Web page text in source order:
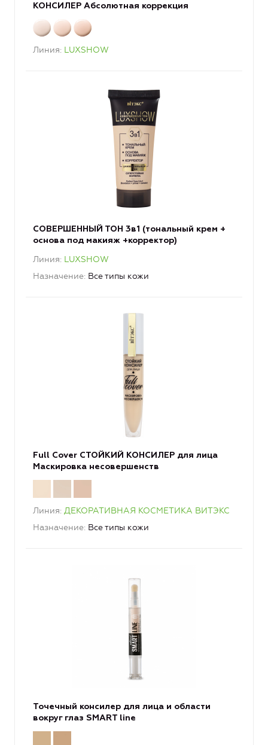
КОНСИЛЕР Абсолютная коррекция
Линия LUXSHOW
СОВЕРШЕННЫЙ ТОН 3в1 (тональный крем +
основа под макияж +корректор)
Линия LUXSHOW
Назначение Все типы кожи
Full Cover СТОЙКИЙ КОНСИЛЕР для лица
Маскировка несовершенств
Линия ДЕКОРАТИВНАЯ КОСМЕТИКА ВИТЭКС
Назначение Все типы кожи
Точечный консилер для лица и области
вокруг глаз SMART line